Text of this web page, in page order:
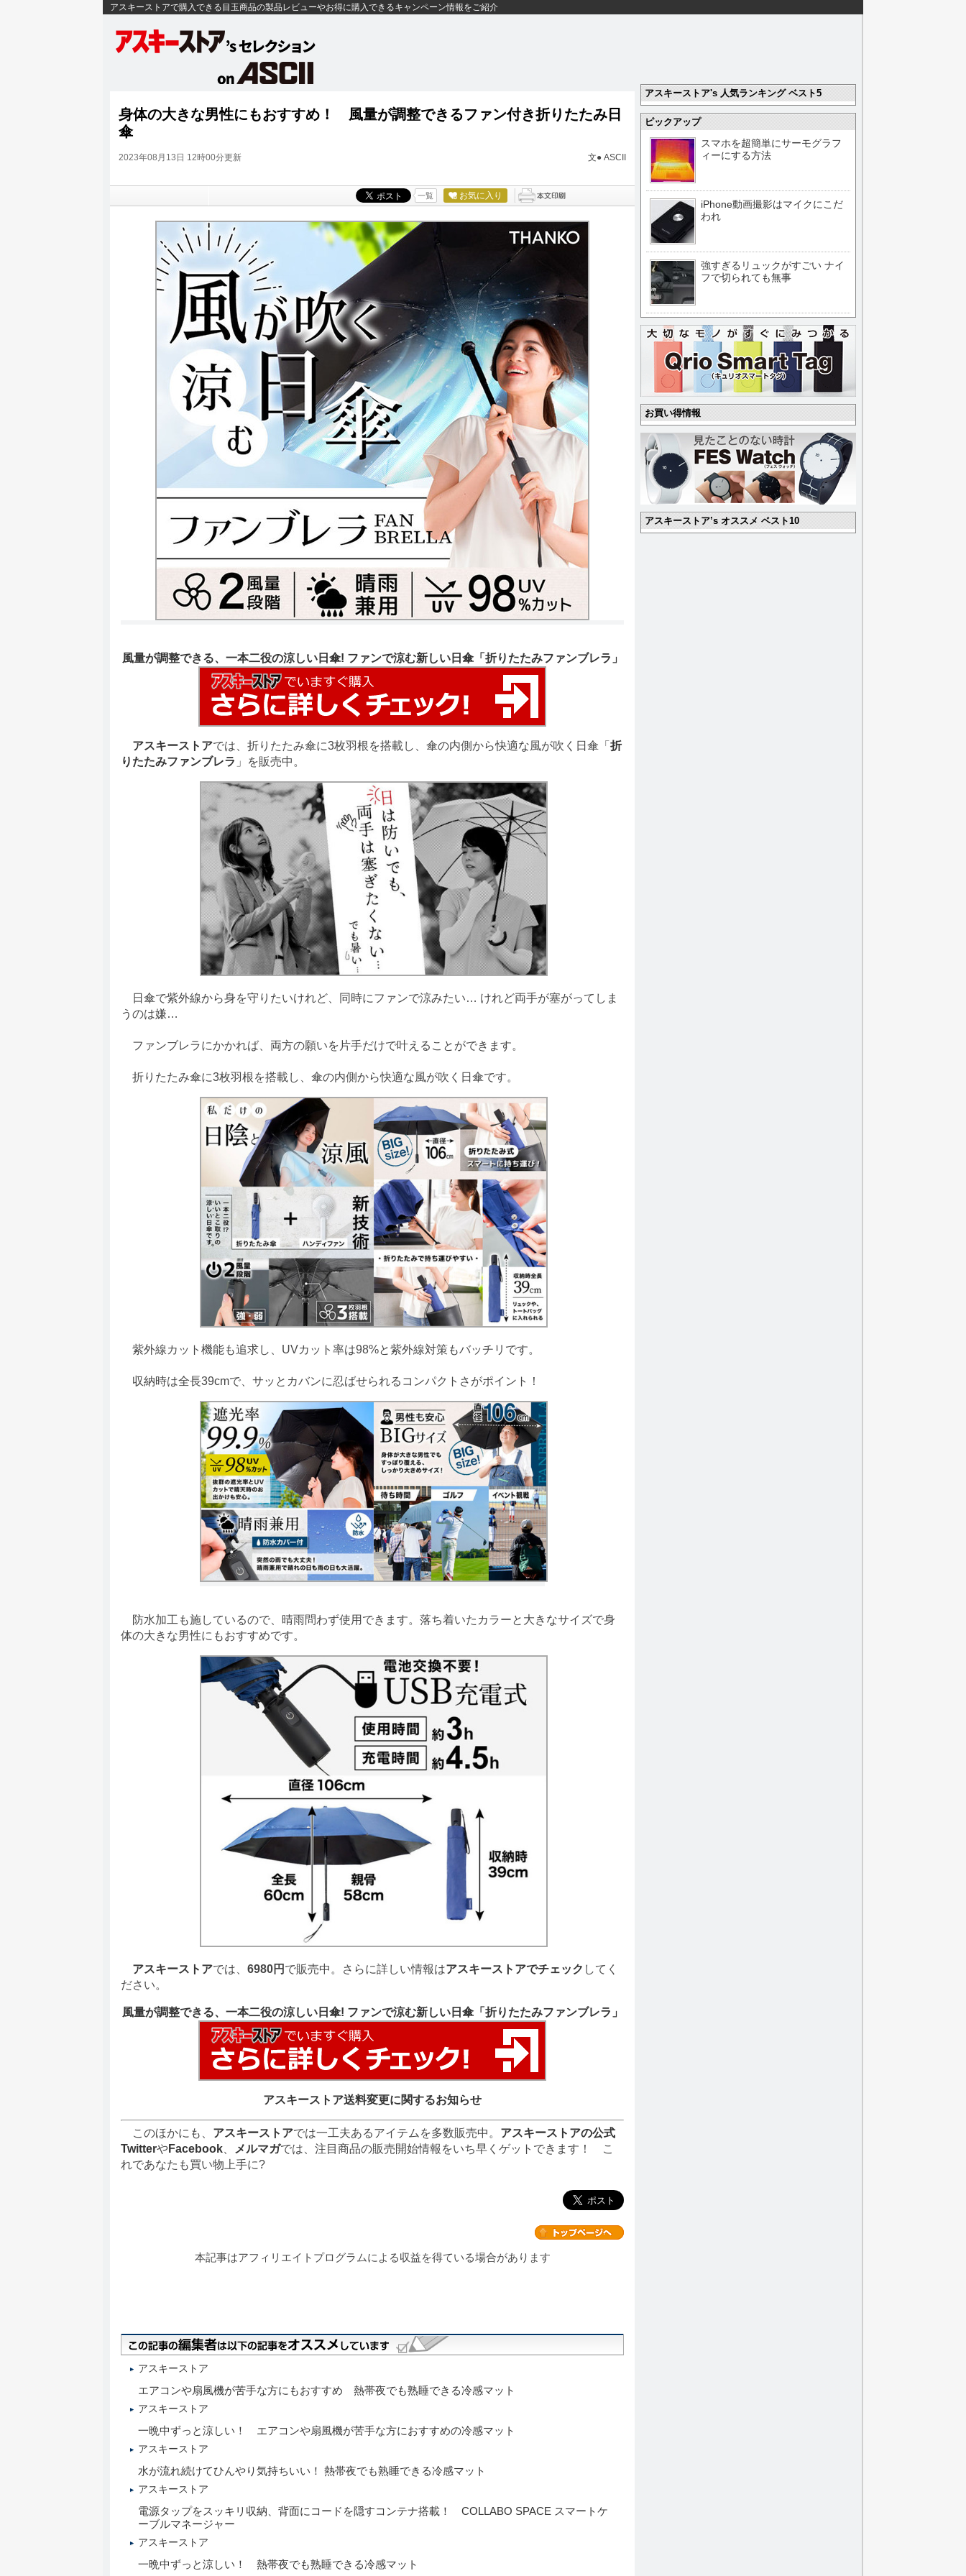
アスキーストアで購入できる目玉商品の製品レビューやお得に購入できるキャンペーン情報をご紹介
身体の大きな男性にもおすすめ！ 風量が調整できるファン付き折りたたみ日
傘
2023年08月13日 12時00分更新 文● ASCII
一覧 お気に入り
風量が調整できる、一本二役の涼しい日傘! ファンで涼む新しい日傘「折りたたみファンブレラ」
アスキーストアでは、折りたたみ傘に3枚羽根を搭載し、傘の内側から快適な風が吹く日傘「 折
りたたみファンブレラ 」を販売中。
日傘で紫外線から身を守りたいけれど、同時にファンで涼みたい… けれど両手が塞がってしま
うのは嫌…
ファンブレラにかかれば、両方の願いを片手だけで叶えることができます。
折りたたみ傘に3枚羽根を搭載し、傘の内側から快適な風が吹く日傘です。
紫外線カット機能も追求し、UVカット率は98%と紫外線対策もバッチリです。
収納時は全長39cmで、サッとカバンに忍ばせられるコンパクトさがポイント！
防水加工も施しているので、晴雨問わず使用できます。落ち着いたカラーと大きなサイズで身
体の大きな男性にもおすすめです。
アスキーストアでは、 6980円 で販売中。さらに詳しい情報はアスキーストアでチェック してく
ださい。
風量が調整できる、一本二役の涼しい日傘! ファンで涼む新しい日傘「折りたたみファンブレラ」
アスキーストア送料変更に関するお知らせ
このほかにも、 アスキーストアでは一工夫あるアイテムを多数販売中。 アスキーストアの公式
TwitterやFacebook メルマガでは、注目商品の販売開始情報をいち早くゲットできます！ こ
れであなたも買い物上手に?
本記事はアフィリエイトプログラムによる収益を得ている場合があります
アスキーストア
エアコンや扇風機が苦手な方にもおすすめ 熱帯夜でも熟睡できる冷感マット
アスキーストア
一晩中ずっと涼しい！ エアコンや扇風機が苦手な方におすすめの冷感マット
アスキーストア
水が流れ続けてひんやり気持ちいい！ 熱帯夜でも熟睡できる冷感マット
アスキーストア
電源タップをスッキリ収納、背面にコードを隠すコンテナ搭載！ COLLABO SPACE スマートケ
ーブルマネージャー
アスキーストア
一晩中ずっと涼しい！ 熱帯夜でも熟睡できる冷感マット
アスキーストア's 人気ランキング ベスト5
ピックアップ
スマホを超簡単にサーモグラフ
ィーにする方法
iPhone動画撮影はマイクにこだ
われ
強すぎるリュックがすごい ナイ
フで切られても無事
お買い得情報
アスキーストア’s オススメ ベスト10